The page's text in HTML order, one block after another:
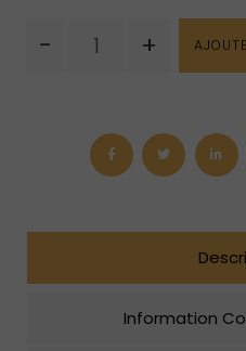
-
de
+
Information